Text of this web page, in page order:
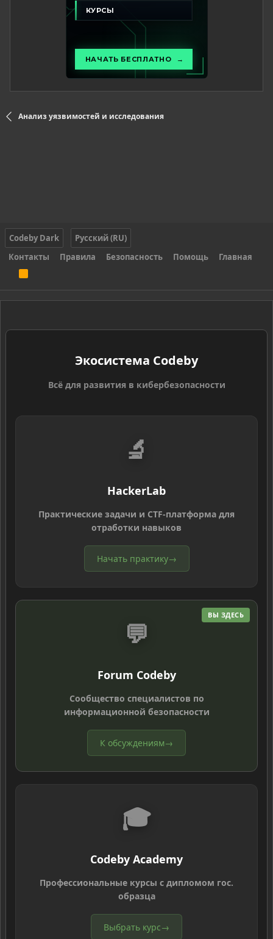
Анализ уязвимостей и исследования
Codeby Dark
Русский (RU)
Контакты
Правила Безопасность Помощь Главная
S
Экосистема Codeby
Всё для развития в кибербезопасности
🔬
HackerLab
Практические задачи и CTF-платформа для
отработки навыков
Начать практику→
ВЫ ЗДЕСЬ
💬
Forum Codeby
Сообщество специалистов по
информационной безопасности
К обсуждениям→
🎓
Codeby Academy
Профессиональные курсы с дипломом гос.
образца
Выбрать курс→